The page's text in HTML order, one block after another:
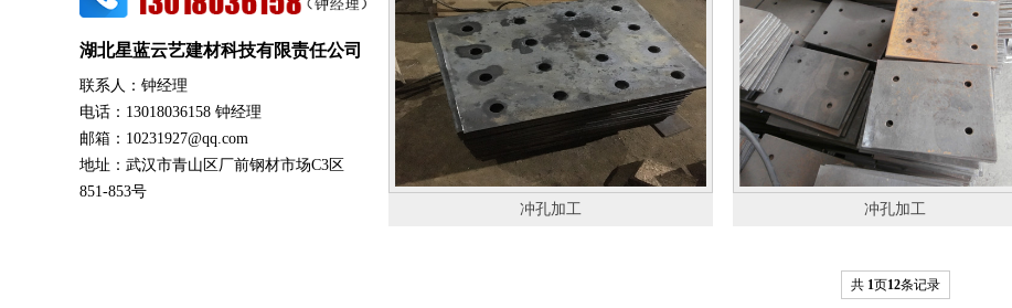
湖北星蓝云艺建材科技有限责任公司
联系人：钟经理
电话：13018036158 钟经理
邮箱：10231927@qq.com
地址：武汉市青山区厂前钢材市场C3区
851-853号
冲孔加工 冲孔加工
共 1页12条记录